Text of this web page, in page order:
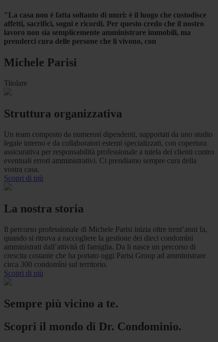
"La casa non è fatta soltanto di muri: è il luogo che custodisce
affetti, sacrifici, sogni e ricordi. Per questo credo che il nostro
lavoro non sia semplicemente amministrare immobili, ma
prenderci cura delle persone che li vivono, con
Michele Parisi
Titolare
Struttura organizzativa
Un team composto da numerosi dipendenti, supportati da uno studio
legale interno e da collaboratori esterni specializzati, con copertura
assicurativa per responsabilità professionale a tutela dei clienti contro
eventuali errori amministrativi. Ci prendiamo sempre cura della
vostra casa.
Scopri di più
La nostra storia
Il percorso professionale di Michele Parisi inizia oltre trent’anni fa,
quando si ritrova a raccogliere la gestione dei dieci condomìni
amministrati dall’attività di famiglia. Da li nasce un percorso di
crescita costante che ha portato oggi Parisi Group ad amministrare
circa 300 condomìni sul territorio.
Scopri di più
Sempre più vicino a te.
Scopri il mondo di Dr. Condominio.